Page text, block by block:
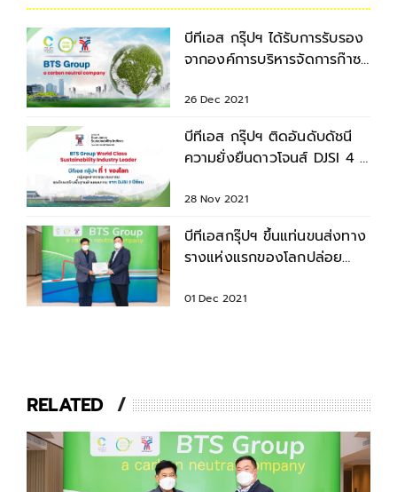
บีทีเอส กรุ๊ปฯ ได้รับการรับรอง
จากองค์การบริหารจัดการก๊าซ
26 Dec 2021
บีทีเอส กรุ๊ปฯ ติดอันดับดัชนี
ความยั่งยืนดาวโจนส์ DJSI 4 ปี
28 Nov 2021
บีทีเอสกรุ๊ปฯ ขึ้นแท่นขนส่งทาง
รางแห่งแรกของโลกปล่อย
01 Dec 2021
RELATED